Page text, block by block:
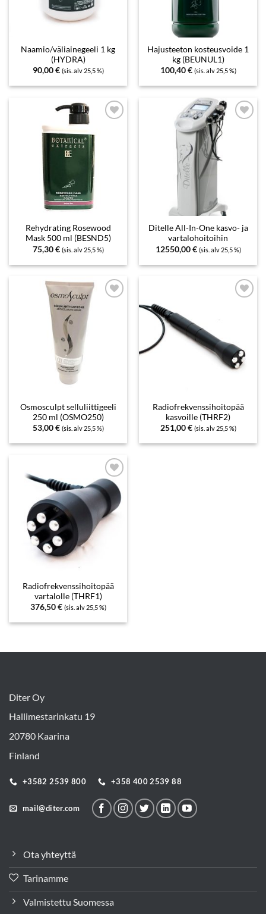
Naamio/väliainegeeli 1 kg
(HYDRA)
90,00€ (sis. alv 25,5 %)
Hajusteeton kosteusvoide 1
kg (BEUNUL1)
100,40€ (sis. alv 25,5 %)
Rehydrating Rosewood
Mask 500 ml (BESND5)
75,30€ (sis. alv 25,5 %)
Ditelle All-In-One kasvo- ja
vartalohoitoihin
12550,00€ (sis. alv 25,5 %)
Osmosculpt selluliittigeeli
250 ml (OSMO250)
53,00€ (sis. alv 25,5 %)
Radiofrekvenssihoitopää
kasvoille (THRF2)
251,00€ (sis. alv 25,5 %)
Add to
wishlist
Radiofrekvenssihoitopää
vartalolle (THRF1)
376,50€ (sis. alv 25,5 %)
Diter Oy
Hallimestarinkatu 19
20780 Kaarina
Finland
+3582 2539 800 +358 400 2539 88
mail@diter.com
Ota yhteyttä
Tarinamme
Valmistettu Suomessa